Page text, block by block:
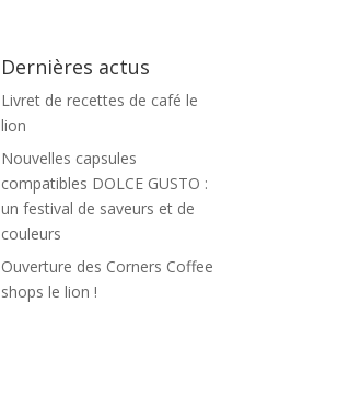
Dernières actus
Livret de recettes de café le
lion
Nouvelles capsules
compatibles DOLCE GUSTO :
un festival de saveurs et de
couleurs
Ouverture des Corners Coffee
shops le lion !